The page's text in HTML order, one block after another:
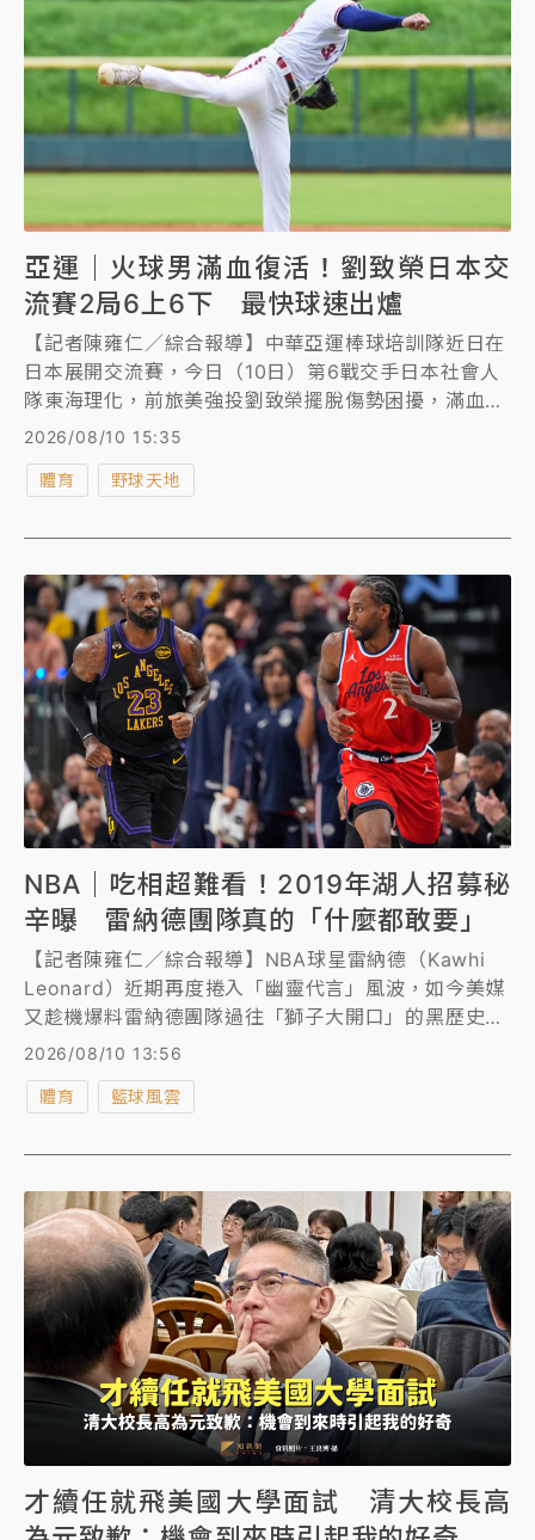
亞運｜火球男滿血復活！劉致榮日本交
流賽2局6上6下 最快球速出爐
【記者陳雍仁／綜合報導】中華亞運棒球培訓隊近日在
日本展開交流賽，今日（10日）第6戰交手日本社會人
隊東海理化，前旅美強投劉致榮擺脫傷勢困擾，滿血復
活，今拉長投球局數到2局，演出6上6下無失分好投，
2026/08/10 15:35
體育 野球天地
NBA｜吃相超難看！2019年湖人招募秘
辛曝 雷納德團隊真的「什麼都敢要」
【記者陳雍仁／綜合報導】NBA球星雷納德（Kawhi
Leonard）近期再度捲入「幽靈代言」風波，如今美媒
又趁機爆料雷納德團隊過往「獅子大開口」的黑歷史，
即使已經擺明違反聯盟規定，依舊超敢要，包括私人飛
機、豪宅，甚至還想要球隊乾股。
2026/08/10 13:56
體育 籃球風雲
才續任就飛美國大學面試 清大校長高